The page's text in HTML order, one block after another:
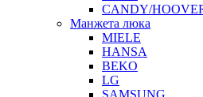
CANDY/
Манжета люка
MIELE
HANSA
BEKO
LG
SAMSUNG